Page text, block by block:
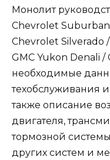
Монолит
Chevrolet
Chevrolet Silverado
GMC Yukon Denali /
необходимые
техобслуживания
также описание
двигателя,
тормозной
других систем и